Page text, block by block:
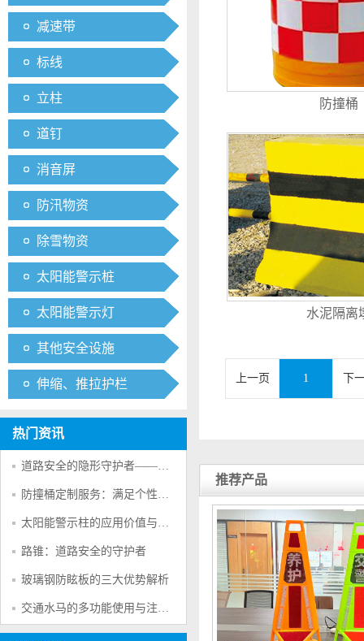
减速带
标线
立柱
道钉
消音屏
防汛物资
除雪物资
太阳能警示桩
太阳能警示灯
其他安全设施
伸缩、推拉护栏
热门资讯
道路安全的隐形守护者——防撞桶的多重防护作用
防撞桶定制服务：满足个性化交通安全需求的创新方案
太阳能警示柱的应用价值与产品特点
路锥：道路安全的守护者
玻璃钢防眩板的三大优势解析
交通水马的多功能使用与注意事项
防撞桶
水泥隔离
上一页 1 下
推荐产品